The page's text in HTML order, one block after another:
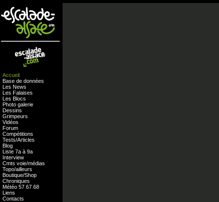
Accueil
Base de données
Les News
Les Falaises
Les Blocs
Photo galerie
Dessins
Grimpeurs
Vidéos
Forum
Compétitions
Tests/Articles
Blog
Liste 7a à 9a
Interview
Cmts voie/médias
Topo/ailleurs
Boutique/Shop
Chroniques
Météo 57 67 68
Liens
Contacts